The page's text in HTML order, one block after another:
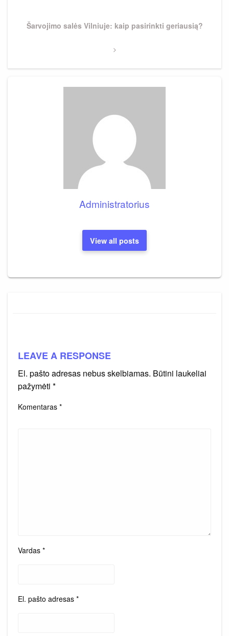
Next
Šarvojimo salės Vilniuje: kaip pasirinkti geriausią?
Administratorius
View all posts
LEAVE A RESPONSE
El. pašto adresas nebus skelbiamas. Būtini laukeliai
pažymėti *
Komentaras *
Vardas *
El. pašto adresas *